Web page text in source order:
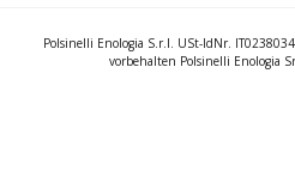
Polsinelli Enologia S.r.l. USt-IdNr.
vorbehalten Polsinelli Enologia